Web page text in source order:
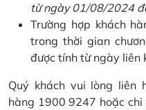
từ ngày 01/08/2024
Trường hợp khách
trong thời gian
được tính từ ngày liên
Quý khách vui lòng liên
hàng 1900 9247 hoặc